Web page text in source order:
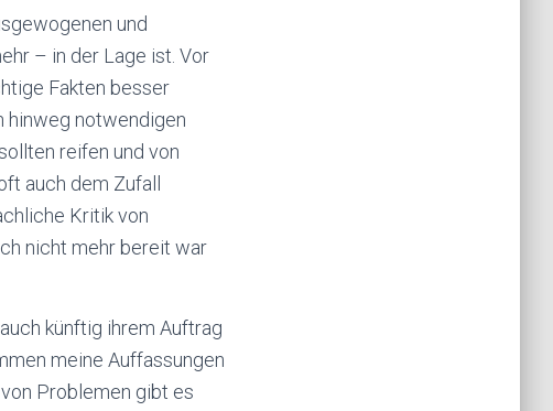
und
– in der Lage ist. Vor
Fakten besser
hinweg notwendigen
reifen und von
auch dem Zufall
Kritik von
nicht mehr bereit war
künftig ihrem Auftrag
meine Auffassungen
Problemen gibt es